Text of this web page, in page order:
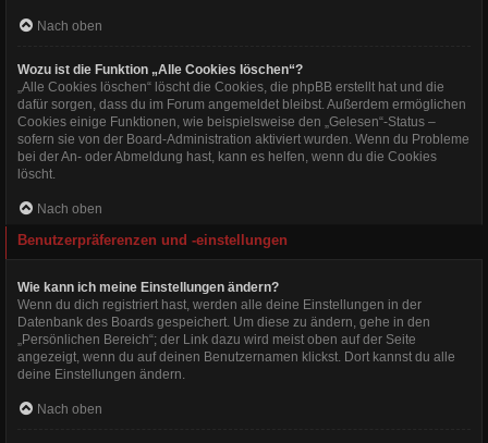
Nach oben
Wozu ist die Funktion „Alle Cookies löschen“?
„Alle Cookies löschen“ löscht die Cookies, die phpBB erstellt hat und die
dafür sorgen, dass du im Forum angemeldet bleibst. Außerdem ermöglichen
Cookies einige Funktionen, wie beispielsweise den „Gelesen“-Status –
sofern sie von der Board-Administration aktiviert wurden. Wenn du Probleme
bei der An- oder Abmeldung hast, kann es helfen, wenn du die Cookies
löscht.
Nach oben
Benutzerpräferenzen und -einstellungen
Wie kann ich meine Einstellungen ändern?
Wenn du dich registriert hast, werden alle deine Einstellungen in der
Datenbank des Boards gespeichert. Um diese zu ändern, gehe in den
„Persönlichen Bereich“; der Link dazu wird meist oben auf der Seite
angezeigt, wenn du auf deinen Benutzernamen klickst. Dort kannst du alle
deine Einstellungen ändern.
Nach oben